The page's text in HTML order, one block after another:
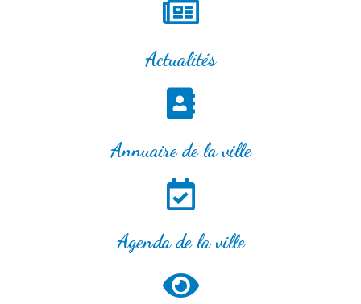
Actualités
Annuaire de la ville
Agenda de la ville